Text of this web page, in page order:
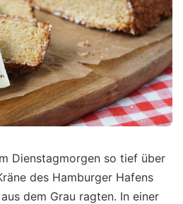
Dienstagmorgen so tief über
des Hamburger Hafens
dem Grau ragten. In einer